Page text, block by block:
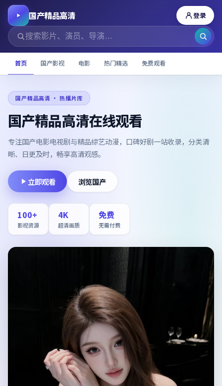
国产精品高清 登录
首页 国产影视 电影 热门精选 免费观看
国产精品高清 · 热播片库
国产精品高清在线观看
专注国产电影电视剧与精品综艺动漫，口碑好剧一站收录，分类清
晰、日更及时，畅享高清观感。
立即观看 浏览国产
100+
影视资源
4K
超清画质
免费
无需付费